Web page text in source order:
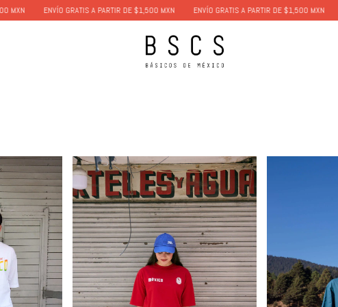
ENVÍO GRATIS A PARTIR DE $1,500 MXN ENVÍO GRATIS A PARTIR DE $1,500 MXN ENVÍO